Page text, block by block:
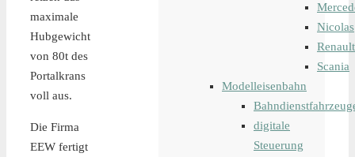
maximale
Hubgewicht
von 80t des
Portalkrans
voll aus.
Die Firma
EEW fertigt
Nicolas
Renault
Scania
Modelleisenbahn
digitale
Steuerung